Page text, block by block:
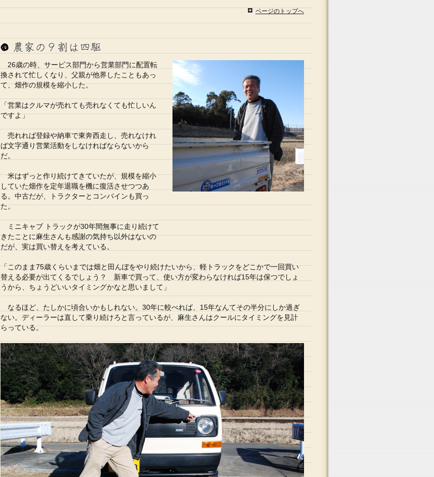
ページのトップへ
26歳の時、サービス部門から営業部門に配置転
換されて忙しくなり、父親が他界したこともあっ
て、畑作の規模を縮小した。
「営業はクルマが売れても売れなくても忙しいん
ですよ」
売れれば登録や納車で東奔西走し、売れなけれ
ば文字通り営業活動をしなければならないから
だ。
米はずっと作り続けてきていたが、規模を縮小
していた畑作を定年退職を機に復活させつつあ
る。中古だが、トラクターとコンバインも買っ
た。
ミニキャブ トラックが30年間無事に走り続けて
きたことに麻生さんも感謝の気持ち以外はないの
だが、実は買い替えを考えている。
「このまま75歳くらいまでは畑と田んぼをやり続けたいから、軽トラックをどこかで一回買い
替える必要が出てくるでしょう？ 新車で買って、使い方が変わらなければ15年は保つでしょ
うから、ちょうどいいタイミングかなと思いまして」
なるほど、たしかに頃合いかもしれない。30年に較べれば、15年なんてその半分にしか過ぎ
ない。ディーラーは直して乗り続けろと言っているが、麻生さんはクールにタイミングを見計
らっている。